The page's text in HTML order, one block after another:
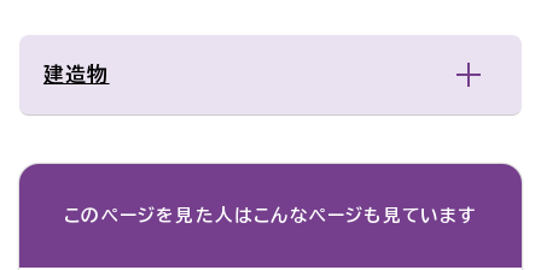
建造物
このページを見た人は こんなページも見ています